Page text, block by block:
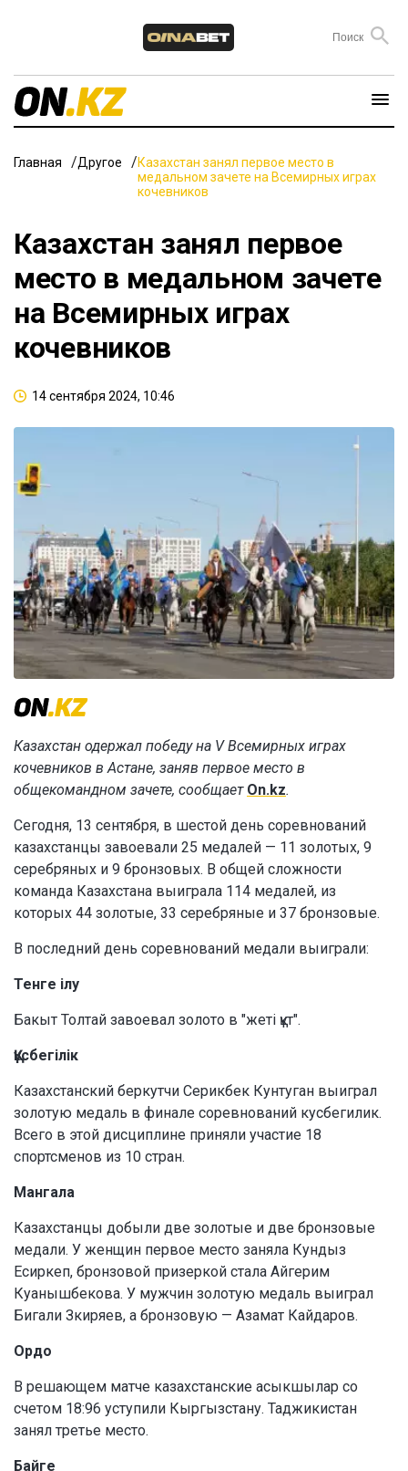
Главная Другое
Казахстан занял первое место в
медальном зачете на Всемирных играх
кочевников
Казахстан занял первое
место в медальном зачете
на Всемирных играх
кочевников
14 сентября 2024, 10:46
Казахстан одержал победу на V Всемирных играх
кочевников в Астане, заняв первое место в
общекомандном зачете, сообщает On.kz.
Сегодня, 13 сентября, в шестой день соревнований
казахстанцы завоевали 25 медалей — 11 золотых, 9
серебряных и 9 бронзовых. В общей сложности
команда Казахстана выиграла 114 медалей, из
которых 44 золотые, 33 серебряные и 37 бронзовые.
В последний день соревнований медали выиграли:
Тенге ілу
Бакыт Толтай завоевал золото в "жеті құт".
Құсбегілік
Казахстанский беркутчи Серикбек Кунтуган выиграл
золотую медаль в финале соревнований кусбегилик.
Всего в этой дисциплине приняли участие 18
спортсменов из 10 стран.
Мангала
Казахстанцы добыли две золотые и две бронзовые
медали. У женщин первое место заняла Кундыз
Есиркеп, бронзовой призеркой стала Айгерим
Куанышбекова. У мужчин золотую медаль выиграл
Бигали Зкиряев, а бронзовую — Азамат Кайдаров.
Ордо
В решающем матче казахстанские асыкшылар со
счетом 18:96 уступили Кыргызстану. Таджикистан
занял третье место.
Байге